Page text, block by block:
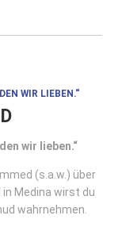
WIR LIEBEN.“
wir lieben.“
(s.a.w.) über
in Medina wirst du
wahrnehmen.